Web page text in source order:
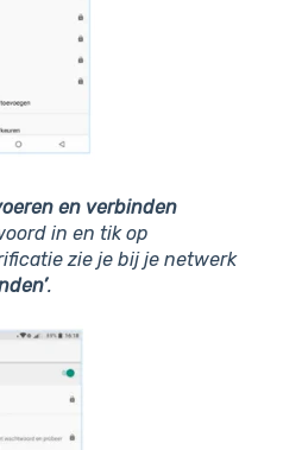
en verbinden
in en tik op
zie je bij je netwerk
.